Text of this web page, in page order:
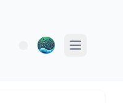
Open main